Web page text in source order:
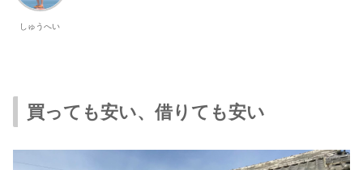
しゅうへい
買っても安い、借りても安い